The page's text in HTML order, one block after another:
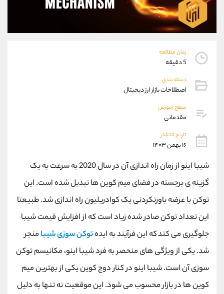
زمان مطالعه
5 دقیقه
دسته بندی
اصطلاحات بازار ارز دیجیتال
سطح آموزش
مقدماتی
تاریخ انتشار
۱۶ بهمن ۱۴۰۳
شیبا اینو از زمان راه اندازی آن در سال 2020 به سرعت به یک
گزینه ی برجسته در فضای میم کوین ها تبدیل شده است. این
توکن با عرضه باورنکردنی یک کوادریلیون راه اندازی شد. طبیعتا
این تعداد توکن صادر شده زیاد است که از افزایش قیمت شیبا
جلوگیری می کند که این فرآیند به ایدهتوکن سوزی شیبامنجر
شد. یکی از ویژگی های منحصر به فرد شیبا اینو، مکانیسم توکن
سوزی آن است. شیبا اینو در کنار دوج کوین یکی از بهترین میم
کوین ها در بازار محسوب می شود. این موقعیت نه تنها به دلیل
09194198792
واتساپ
تلگرام
پشتیبان فروش
موبایل
اطلاعات تماس
تلفن 021-22021030
تلفن 021-22021040
بدون پیش شماره
اینستاگرام @alireza.mehrabii
کانال تلگرام @alirezamehrabi_com
@alirezamehrabi_official